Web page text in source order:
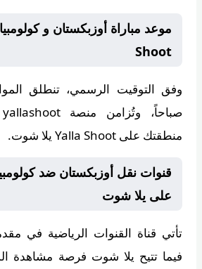
Shoot
وفق التوقيت الرسمي، تنطلق
صباحاً، وتُزامن منصةyallashoot
منطقتك على Yalla Shoot يلا شوت.
قنوات نقل أوزبكستان ضد
على يلا شوت
تأتي قناة القنوات الرياضية في
فيما تتيح يلا شوت فرصة مشاهدة